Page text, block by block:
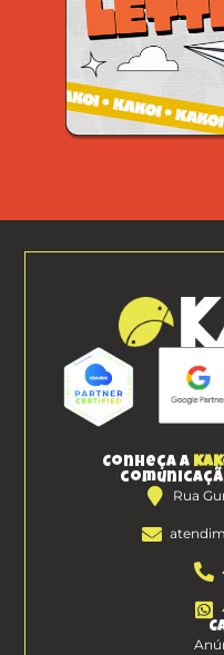
Conheça a
Rua